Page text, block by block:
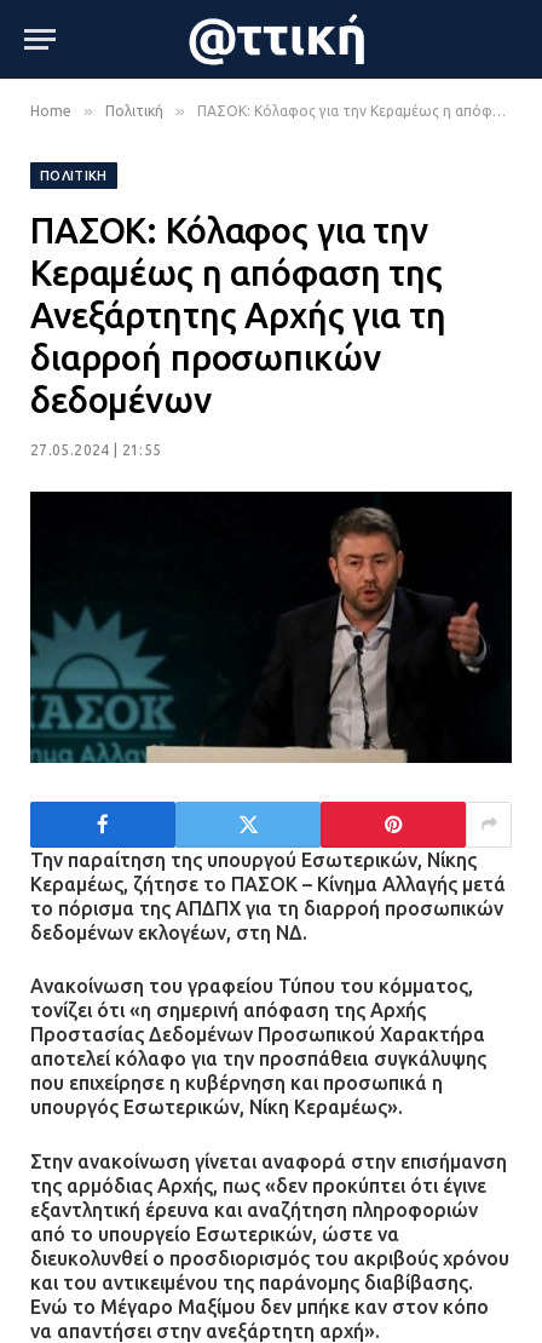
Home » Πολιτική » ΠΑΣΟΚ: Κόλαφος για την Κεραμέως η απόφαση της Ανεξάρτητης Αρχής για τη διαρροή προσωπικών δεδομένων
ΠΟΛΙΤΙΚΉ
ΠΑΣΟΚ: Κόλαφος για την
Κεραμέως η απόφαση της
Ανεξάρτητης Αρχής για τη
διαρροή προσωπικών
δεδομένων
27.05.2024 | 21:55
Την παραίτηση της υπουργού Εσωτερικών, Νίκης
Κεραμέως, ζήτησε το ΠΑΣΟΚ – Κίνημα Αλλαγής μετά
το πόρισμα της ΑΠΔΠΧ για τη διαρροή προσωπικών
δεδομένων εκλογέων, στη ΝΔ.
Ανακοίνωση του γραφείου Τύπου του κόμματος,
τονίζει ότι «η σημερινή απόφαση της Αρχής
Προστασίας Δεδομένων Προσωπικού Χαρακτήρα
αποτελεί κόλαφο για την προσπάθεια συγκάλυψης
που επιχείρησε η κυβέρνηση και προσωπικά η
υπουργός Εσωτερικών, Νίκη Κεραμέως».
Στην ανακοίνωση γίνεται αναφορά στην επισήμανση
της αρμόδιας Αρχής, πως «δεν προκύπτει ότι έγινε
εξαντλητική έρευνα και αναζήτηση πληροφοριών
από το υπουργείο Εσωτερικών, ώστε να
διευκολυνθεί ο προσδιορισμός του ακριβούς χρόνου
και του αντικειμένου της παράνομης διαβίβασης.
Ενώ το Μέγαρο Μαξίμου δεν μπήκε καν στον κόπο
να απαντήσει στην ανεξάρτητη αρχή».